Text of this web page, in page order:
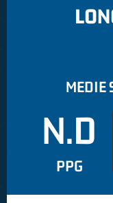
MEDIE
N.D
PPG